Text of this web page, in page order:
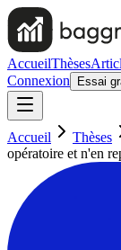
AccueilThèses
Connexion
Essai
Accueil Thèses
opératoire et n'en